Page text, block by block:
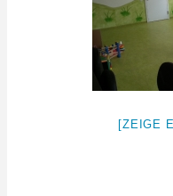
[ZEIGE